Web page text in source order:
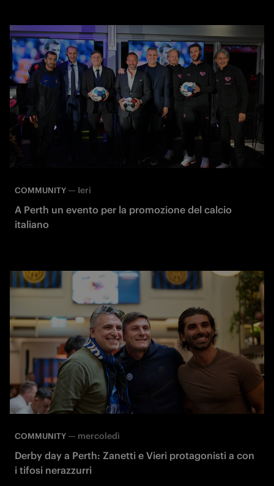
COMMUNITY — Ieri
A Perth un evento per la promozione del calcio
italiano
COMMUNITY — mercoledì
Derby day a Perth: Zanetti e Vieri protagonisti a con
i tifosi nerazzurri